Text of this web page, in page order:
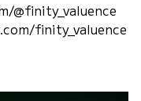
finity_valuence